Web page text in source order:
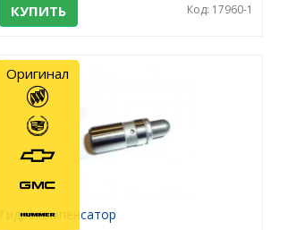
КУПИТЬ Код: 17960-1
Гидрокомпенсатор
Оригинал